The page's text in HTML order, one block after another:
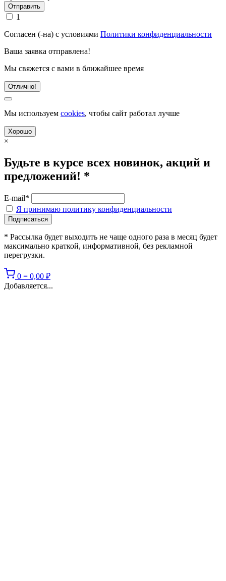
1
Согласен (-на) с условиями Политики конфиденциальности
Ваша заявка отправлена!
Мы свяжется с вами в ближайшее время
Отлично!
Мы используем cookies, чтобы сайт работал лучше
Хорошо
×
Будьте в курсе всех новинок, акций и
предложений! *
E-mail*
Я принимаю политику конфиденциальности
* Рассылка будет выходить не чаще одного раза в месяц будет
максимально краткой, информативной, без рекламной
перегрузки.
0 = 0,00 ₽
Добавляется...